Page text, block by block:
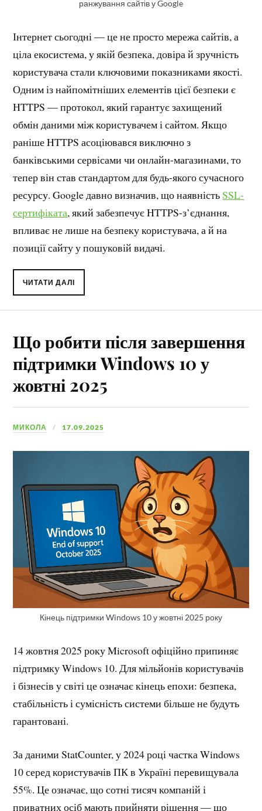
ранжування сайтів у Google
Інтернет сьогодні — це не просто мережа сайтів, а
ціла екосистема, у якій безпека, довіра й зручність
користувача стали ключовими показниками якості.
Одним із найпомітніших елементів цієї безпеки є
HTTPS — протокол, який гарантує захищений
обмін даними між користувачем і сайтом. Якщо
раніше HTTPS асоціювався виключно з
банківськими сервісами чи онлайн-магазинами, то
тепер він став стандартом для будь-якого сучасного
ресурсу. Google давно визначив, що наявністьSSL-
сертифіката, який забезпечує HTTPS-з’єднання,
впливає не лише на безпеку користувача, а й на
позиції сайту у пошуковій видачі.
ЧИТАТИ ДАЛІ
Що робити після завершення
підтримки Windows 10 у
жовтні 2025
МИКОЛА 17.09.2025
Кінець підтримки Windows 10 у жовтні 2025 року
14 жовтня 2025 року Microsoft офіційно припиняє
підтримку Windows 10. Для мільйонів користувачів
і бізнесів у світі це означає кінець епохи: безпека,
стабільність і сумісність системи більше не будуть
гарантовані.
За даними StatCounter, у 2024 році частка Windows
10 серед користувачів ПК в Україні перевищувала
55%. Це означає, що сотні тисяч компаній і
приватних осіб мають прийняти рішення — що